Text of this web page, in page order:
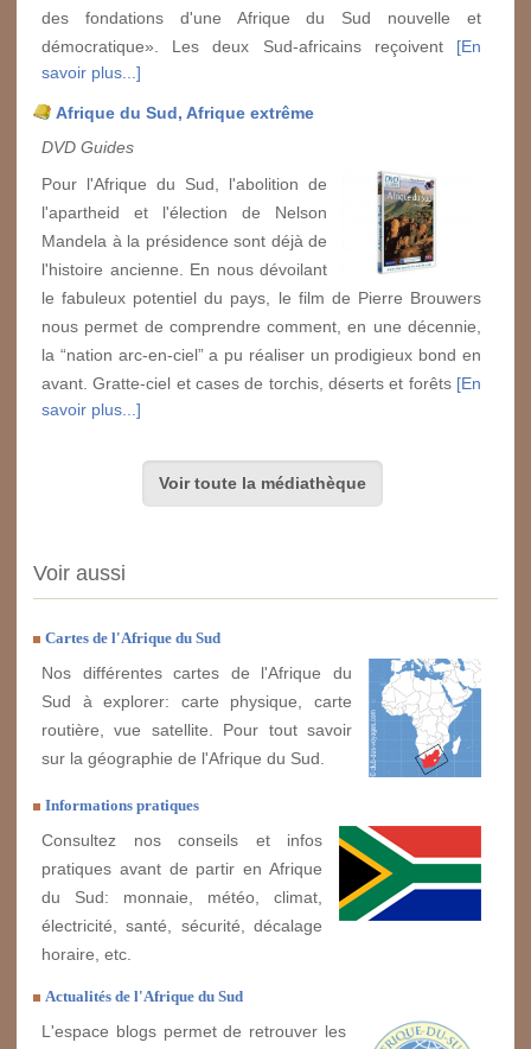
des fondations d'une Afrique du Sud nouvelle et
démocratique». Les deux Sud-africains reçoivent [En
savoir plus...]
Afrique du Sud, Afrique extrême
DVD Guides
Pour l'Afrique du Sud, l'abolition de
l'apartheid et l'élection de Nelson
Mandela à la présidence sont déjà de
l'histoire ancienne. En nous dévoilant
le fabuleux potentiel du pays, le film de Pierre Brouwers
nous permet de comprendre comment, en une décennie,
la “nation arc-en-ciel” a pu réaliser un prodigieux bond en
avant. Gratte-ciel et cases de torchis, déserts et forêts [En
savoir plus...]
Voir toute la médiathèque
Voir aussi
Cartes de l'Afrique du Sud
Nos différentes cartes de l'Afrique du
Sud à explorer: carte physique, carte
routière, vue satellite. Pour tout savoir
sur la géographie de l'Afrique du Sud.
Informations pratiques
Consultez nos conseils et infos
pratiques avant de partir en Afrique
du Sud: monnaie, météo, climat,
électricité, santé, sécurité, décalage
horaire, etc.
Actualités de l'Afrique du Sud
L'espace blogs permet de retrouver les